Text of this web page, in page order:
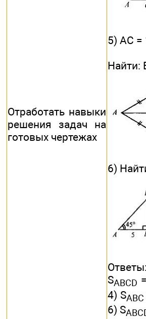
Отработать навыки
решения задач на
готовых чертежах
5) АС =
Найти:
6)
SABCD
4) SABC
6) S